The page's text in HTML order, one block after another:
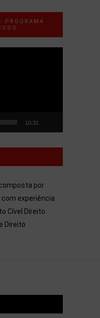
PROGRAMA
10:31
por
experiência
Cível Direito
Direito